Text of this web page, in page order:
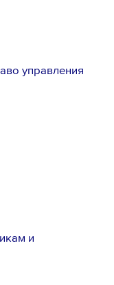
управления
и